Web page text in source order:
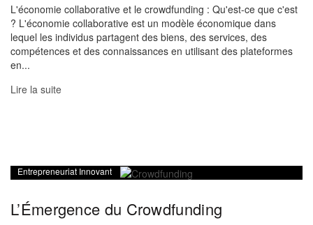
L'économie collaborative et le crowdfunding : Qu'est-ce que c'est
? L'économie collaborative est un modèle économique dans
lequel les individus partagent des biens, des services, des
compétences et des connaissances en utilisant des plateformes
en...
Lire la suite
Entrepreneuriat Innovant
L’Émergence du Crowdfunding